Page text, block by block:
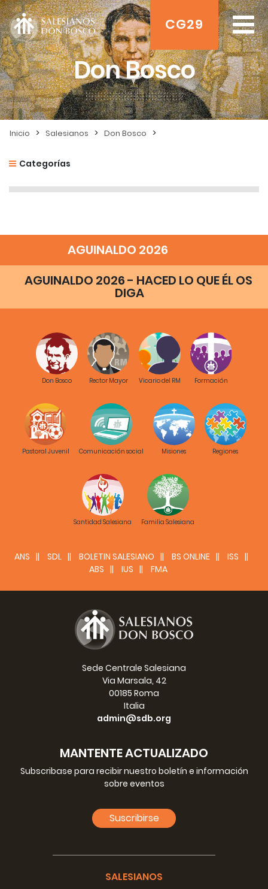
CG29
Don Bosco
Inicio > Salesianos > Don Bosco >
Categorías
AGUINALDO 2026
AGUINALDO 2026 - HACED LO QUE ÉL OS
DIGA
Don Bosco Rector Mayor Vicario del RM Formación
Pastoral Juvenil Comunicación social Misiones Regiones
Santidad Salesiana Familia Salesiana
ANS SDL BOLETIN SALESIANO BS ONLINE
ISS
ABS
IUS FMA
Sede Centrale Salesiana
Via Marsala, 42
00185 Roma
Italia
admin@sdb.org
MANTENTE ACTUALIZADO
Subscribase para recibir nuestro boletín e información
sobre eventos
Suscribirse
SALESIANOS